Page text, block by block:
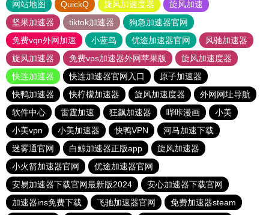
网站地图 QuickQ 旋风加速度器
旋风加速
坚果加速器
tiktok加速器
狗急加速器官网
免费vqn外网加速
小蓝鸟 优途加速器官网
风驰加速器
旋风加速器
免费vps加速器外网苹果版
旋风加速度器
快连加速器
快连加速器官网入口
原子加速器
快鸭加速器
快柠檬加速器 旋风加速度器
外网网址导航
软件中心
雷霆加速 狂飙加速器 哔咔漫画
小美
小美vpn
小美加速器 快鸭VPN
河马加速下载
迷雾通官网
白鲸加速器正版app
旋风加速器
小火箭加速器官网
优途加速器官网
安易加速器下载官网最新版2024
安心加速器下载官网
加速器ins免费下载
飞驰加速器官网
免费加速器steam